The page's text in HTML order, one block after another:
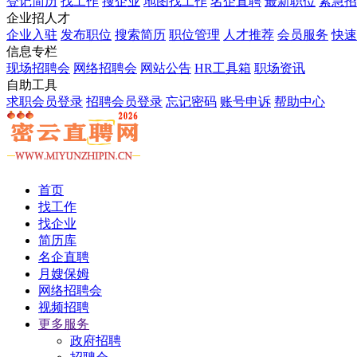
企业招人才
企业入驻 发布职位 搜索简历 职位管理 人才推荐 会员服务 快
信息专栏
现场招聘会 网络招聘会 网站公告 HR工具箱 职场资讯
自助工具
求职会员登录 招聘会员登录 忘记密码 账号申诉 帮助中心
首页
找工作
找企业
简历库
名企直聘
月嫂保姆
网络招聘会
视频招聘
更多服务
政府招聘